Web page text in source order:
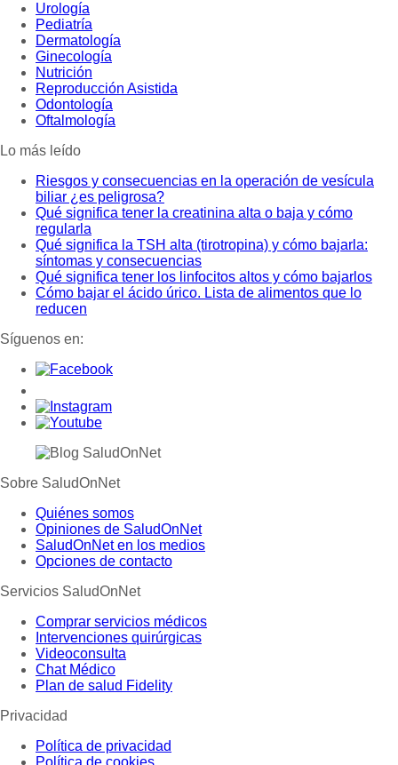
Urología
Pediatría
Dermatología
Ginecología
Nutrición
Reproducción Asistida
Odontología
Oftalmología
Lo más leído
Riesgos y consecuencias en la operación de vesícula
biliar ¿es peligrosa?
Qué significa tener la creatinina alta o baja y cómo
regularla
Qué significa la TSH alta (tirotropina) y cómo bajarla:
síntomas y consecuencias
Qué significa tener los linfocitos altos y cómo bajarlos
Cómo bajar el ácido úrico. Lista de alimentos que lo
reducen
Síguenos en:
Sobre SaludOnNet
Quiénes somos
Opiniones de SaludOnNet
SaludOnNet en los medios
Opciones de contacto
Servicios SaludOnNet
Comprar servicios médicos
Intervenciones quirúrgicas
Videoconsulta
Chat Médico
Plan de salud Fidelity
Privacidad
Política de privacidad
Política de cookies